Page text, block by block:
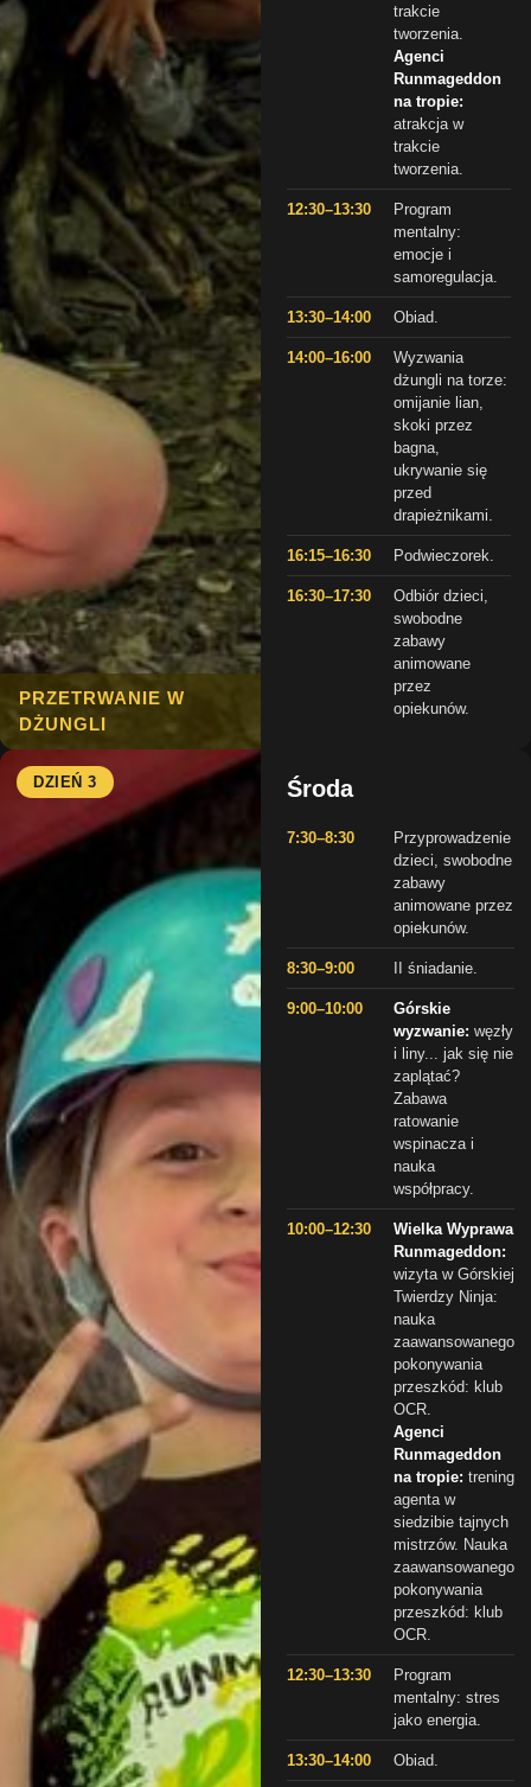
PRZETRWANIE W
DŻUNGLI
trakcie
tworzenia.
Agenci
Runmageddon
na tropie:
atrakcja w
trakcie
tworzenia.
12:30–13:30
Program
mentalny:
emocje i
samoregulacja.
13:30–14:00 Obiad.
14:00–16:00
Wyzwania
dżungli na torze:
omijanie lian,
skoki przez
bagna,
ukrywanie się
przed
drapieżnikami.
16:15–16:30 Podwieczorek.
16:30–17:30
Odbiór dzieci,
swobodne
zabawy
animowane
przez
opiekunów.
DZIEŃ 3 Środa
7:30–8:30
Przyprowadzenie
dzieci, swobodne
zabawy
animowane przez
opiekunów.
8:30–9:00 II śniadanie.
9:00–10:00
Górskie
wyzwanie: węzły
i liny... jak się nie
zaplątać?
Zabawa
ratowanie
wspinacza i
nauka
współpracy.
10:00–12:30
Wielka Wyprawa
Runmageddon:
wizyta w Górskiej
Twierdzy Ninja:
nauka
zaawansowanego
pokonywania
przeszkód: klub
OCR.
Agenci
Runmageddon
na tropie: trening
agenta w
siedzibie tajnych
mistrzów. Nauka
zaawansowanego
pokonywania
przeszkód: klub
OCR.
12:30–13:30
Program
mentalny: stres
jako energia.
13:30–14:00 Obiad.